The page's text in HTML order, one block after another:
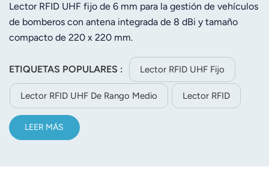
Lector RFID UHF fijo de 6 mm para la gestión de vehículos
de bomberos con antena integrada de 8 dBi y tamaño
compacto de 220 x 220 mm.
ETIQUETAS POPULARES : Lector RFID UHF Fijo
Lector RFID UHF De Rango Medio Lector RFID
LEER MÁS